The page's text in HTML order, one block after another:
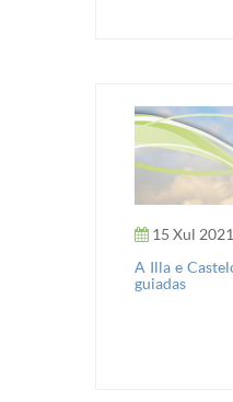
15 Xul 2021
A Illa e
guiadas